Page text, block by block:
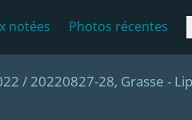
notées Photos récentes
/ 20220827-28, Grasse -